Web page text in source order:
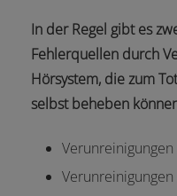
In der Regel gibt es
Fehlerquellen durch
Hörsystem, die zum
selbst beheben